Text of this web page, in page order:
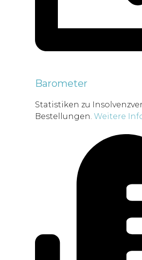
Barometer
Statistiken zu
Bestellungen. Weitere